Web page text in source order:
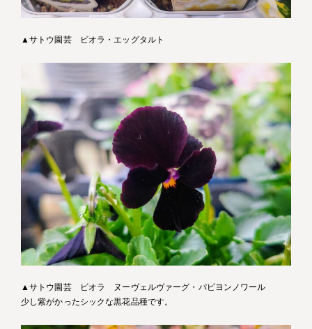
▲サトウ園芸 ビオラ・エッグタルト
▲サトウ園芸 ビオラ ヌーヴェルヴァーグ・パピヨンノワール
少し紫がかったシックな黒花品種です。